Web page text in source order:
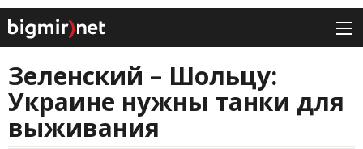
Зеленский – Шольцу:
Украине нужны танки для
выживания